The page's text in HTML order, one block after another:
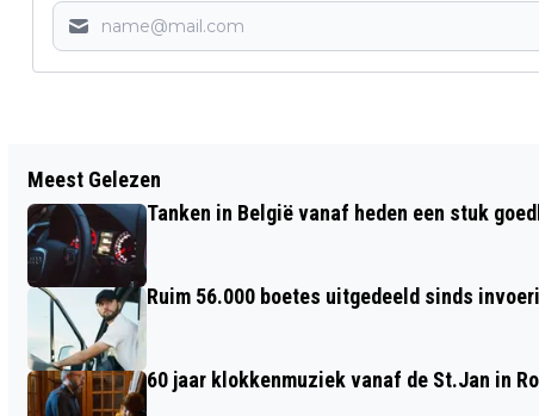
SLOOP "MAUSOLEUM' EN 'HALVE
MAANTJE' MOET ZORGEN VOOR GROENE
ENTREE ROOSENDAALSE BINNENSTAD
Meest Gelezen
Tanken in België vanaf heden een stuk
Ruim 56.000 boetes uitgedeeld sinds
60 jaar klokkenmuziek vanaf de St.Jan in